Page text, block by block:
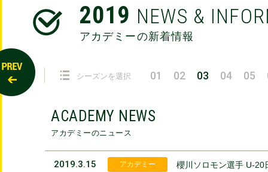
2019 NEWS &
アカデミーの新着情報
シーズンを選択 01 02 03 04 05
ACADEMY NEWS
アカデミーのニュース
2019.3.15 アカデミー
櫻川ソロモン選手 U-20